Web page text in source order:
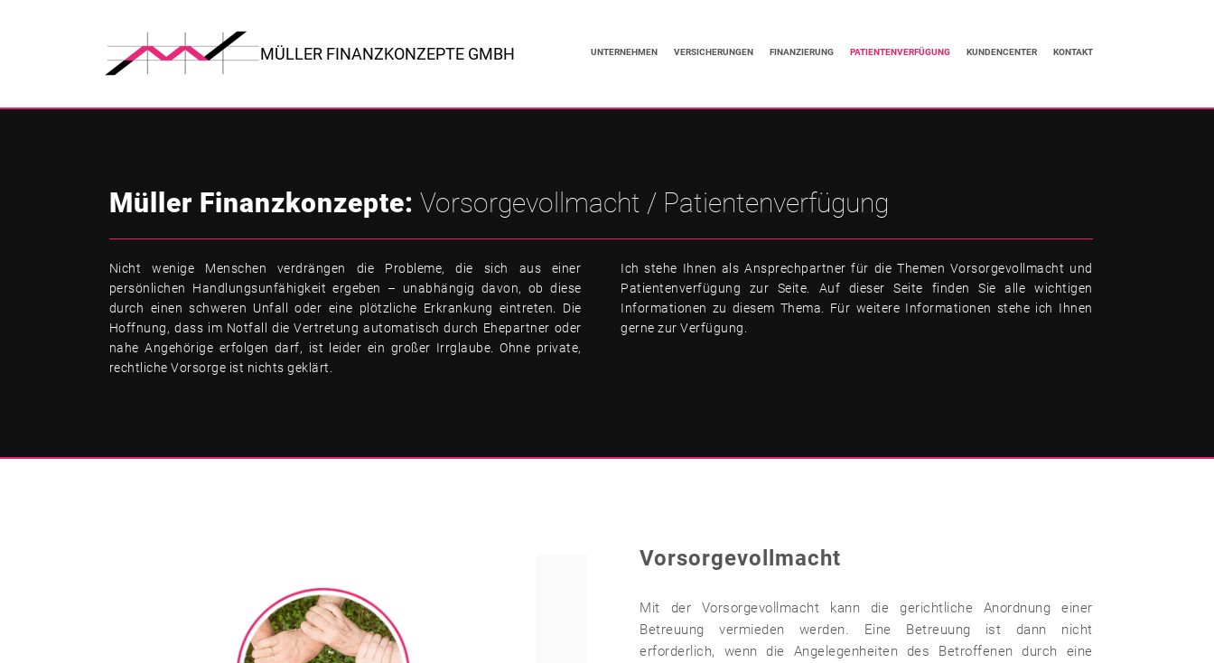
MÜLLER FINANZKONZEPTE GMBH UNTERNEHMEN VERSICHERUNGEN FINANZIERUNG PATIENTENVERFÜGUNG KUNDENCENTER KONTAKT
Müller Finanzkonzepte: Vorsorgevollmacht / Patientenverfügung
Nicht wenige Menschen verdrängen die Probleme, die sich aus einer
persönlichen Handlungsunfähigkeit ergeben – unabhängig davon, ob diese
durch einen schweren Unfall oder eine plötzliche Erkrankung eintreten. Die
Hoffnung, dass im Notfall die Vertretung automatisch durch Ehepartner oder
nahe Angehörige erfolgen darf, ist leider ein großer Irrglaube. Ohne private,
rechtliche Vorsorge ist nichts geklärt.
Ich stehe Ihnen als Ansprechpartner für die Themen Vorsorgevollmacht und
Patientenverfügung zur Seite. Auf dieser Seite finden Sie alle wichtigen
Informationen zu diesem Thema. Für weitere Informationen stehe ich Ihnen
gerne zur Verfügung.
Vorsorgevollmacht
Mit der Vorsorgevollmacht kann die gerichtliche Anordnung einer
Betreuung vermieden werden. Eine Betreuung ist dann nicht
erforderlich, wenn die Angelegenheiten des Betroffenen durch eine